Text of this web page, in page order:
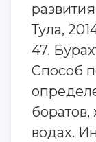
Тула,
47.
Способ
водах.